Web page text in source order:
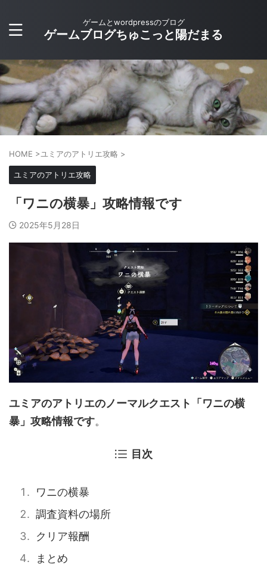
ゲームとwordpressのブログ
ゲームブログちゅこっと陽だまる
HOME >ユミアのアトリエ攻略 >
ユミアのアトリエ攻略
「ワニの横暴」攻略情報です
2025年5月28日
ユミアのアトリエのノーマルクエスト「ワニの横
暴」攻略情報です。
目次
ワニの横暴
調査資料の場所
クリア報酬
まとめ